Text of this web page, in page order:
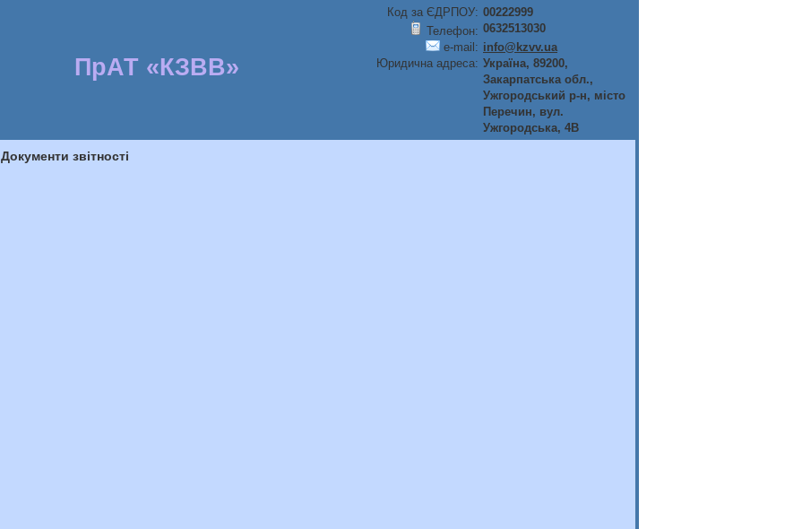
ПрАТ «КЗВВ»
Код за ЄДРПОУ: 00222999
Телефон: 0632513030
e-mail: info@kzvv.ua
Юридична адреса: Україна, 89200,
Закарпатська обл.,
Ужгородський р-н, мiсто
Перечин, вул.
Ужгородська, 4В
Документи звітності